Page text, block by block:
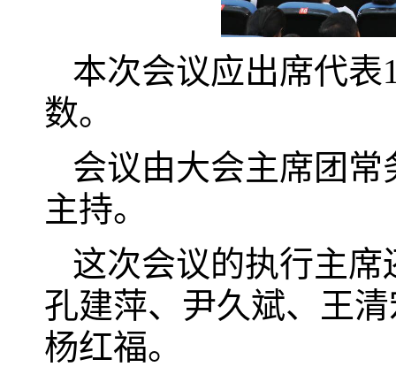
本次会议应出席代表
数。
会议由大会主席团
主持。
这次会议的执行主
孔建萍、尹久斌、王
杨红福。